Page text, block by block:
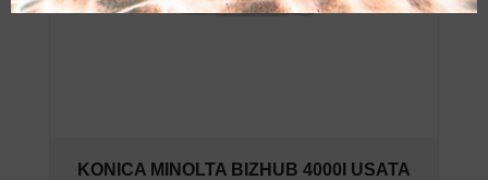
KONICA MINOLTA BIZHUB 4000I USATA